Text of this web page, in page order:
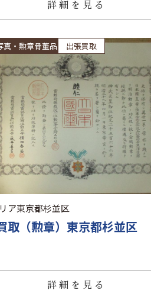
詳細を見る
真・勲章骨董品 出張買取
ア東京都杉並区
取（勲章）東京都杉並区
詳細を見る